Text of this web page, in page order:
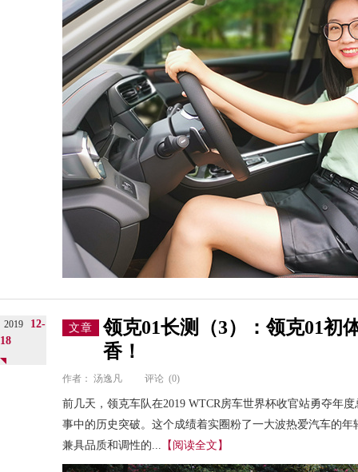
2019
12-
18
文章
领克01长测（3）：领克01
香！
作者： 汤逸凡 评论 (0)
前几天，领克车队在2019 WTCR房车世界杯收官站勇夺年
事中的历史突破。这个成绩着实圈粉了一大波热爱汽车的
兼具品质和调性的... 【阅读全文】